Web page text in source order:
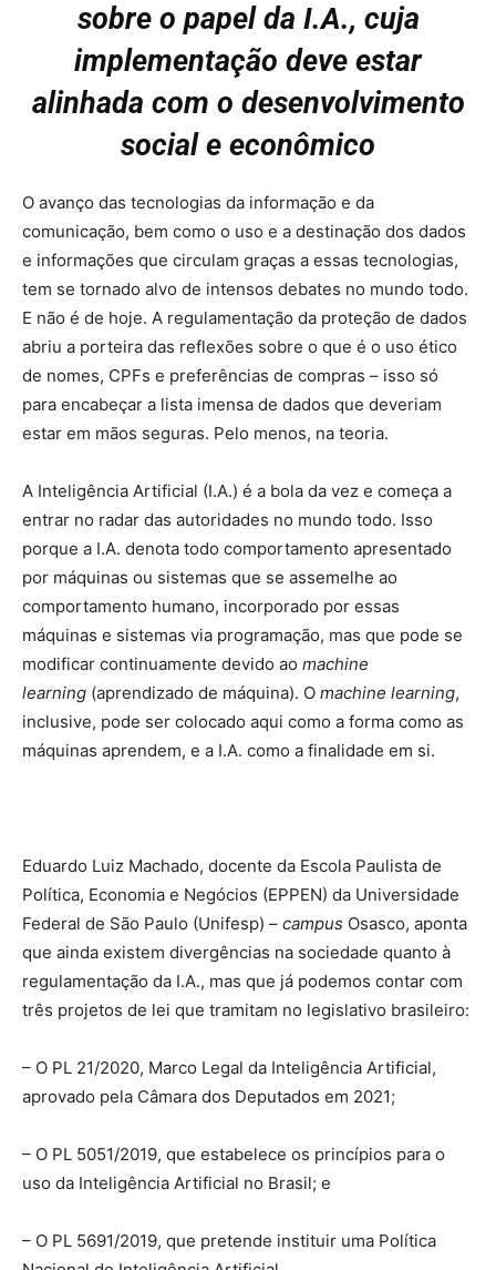
sobre o papel da I.A., cuja
implementação deve estar
alinhada com o desenvolvimento
social e econômico
O avanço das tecnologias da informação e da
comunicação, bem como o uso e a destinação dos dados
e informações que circulam graças a essas tecnologias,
tem se tornado alvo de intensos debates no mundo todo.
E não é de hoje. A regulamentação da proteção de dados
abriu a porteira das reflexões sobre o que é o uso ético
de nomes, CPFs e preferências de compras – isso só
para encabeçar a lista imensa de dados que deveriam
estar em mãos seguras. Pelo menos, na teoria.
A Inteligência Artificial (I.A.) é a bola da vez e começa a
entrar no radar das autoridades no mundo todo. Isso
porque a I.A. denota todo comportamento apresentado
por máquinas ou sistemas que se assemelhe ao
comportamento humano, incorporado por essas
máquinas e sistemas via programação, mas que pode se
modificar continuamente devido ao machine
learning (aprendizado de máquina). O machine learning,
inclusive, pode ser colocado aqui como a forma como as
máquinas aprendem, e a I.A. como a finalidade em si.
Eduardo Luiz Machado, docente da Escola Paulista de
Política, Economia e Negócios (EPPEN) da Universidade
Federal de São Paulo (Unifesp) – campus Osasco, aponta
que ainda existem divergências na sociedade quanto à
regulamentação da I.A., mas que já podemos contar com
três projetos de lei que tramitam no legislativo brasileiro:
– O PL 21/2020, Marco Legal da Inteligência Artificial,
aprovado pela Câmara dos Deputados em 2021;
– O PL 5051/2019, que estabelece os princípios para o
uso da Inteligência Artificial no Brasil; e
– O PL 5691/2019, que pretende instituir uma Política